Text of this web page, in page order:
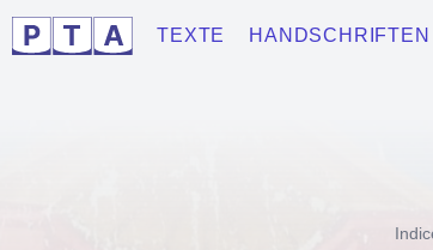
TEXTE HANDSCHRIFTEN